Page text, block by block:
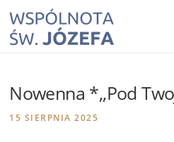
content
Nowenna *,,Pod
15 SIERPNIA 2025